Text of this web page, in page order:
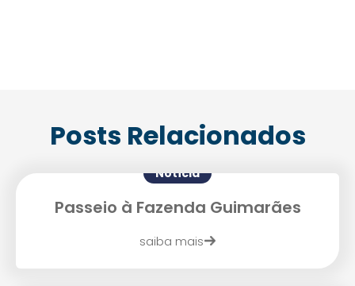
Posts Relacionados
Notícia
Passeio à Fazenda Guimarães
saiba mais